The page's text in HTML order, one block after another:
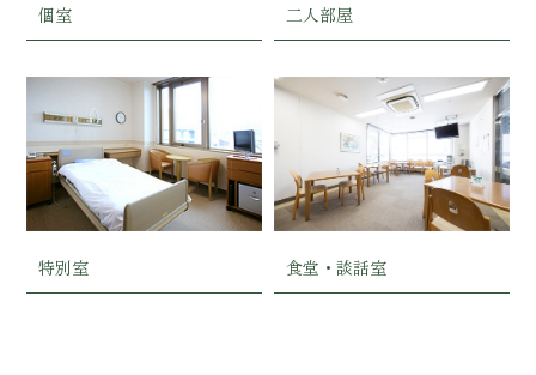
個室 二人部屋
特別室 食堂・談話室